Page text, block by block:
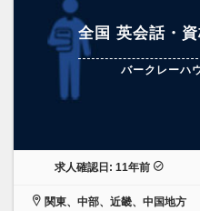
全国 英会話・
バークレーハ
求人確認日: 11年前
関東、中部、近畿、中国地方